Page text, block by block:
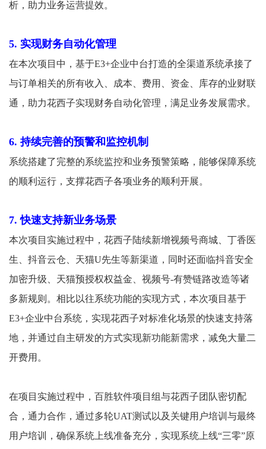
析，助力业务运营提效。
5. 实现财务自动化管理
在本次项目中，基于E3+企业中台打造的全渠道系统承接了
与订单相关的所有收入、成本、费用、资金、库存的业财联
通，助力花西子实现财务自动化管理，满足业务发展需求。
6. 持续完善的预警和监控机制
系统搭建了完整的系统监控和业务预警策略，能够保障系统
的顺利运行，支撑花西子各项业务的顺利开展。
7. 快速支持新业务场景
本次项目实施过程中，花西子陆续新增视频号商城、丁香医
生、抖音云仓、天猫U先生等新渠道，同时还面临抖音安全
加密升级、天猫预授权权益金、视频号-有赞链路改造等诸
多新规则。相比以往系统功能的实现方式，本次项目基于
E3+企业中台系统，实现花西子对标准化场景的快速支持落
地，并通过自主研发的方式实现新功能新需求，减免大量二
开费用。
在项目实施过程中，百胜软件项目组与花西子团队密切配
合，通力合作，通过多轮UAT测试以及关键用户培训与最终
用户培训，确保系统上线准备充分，实现系统上线“三零”原